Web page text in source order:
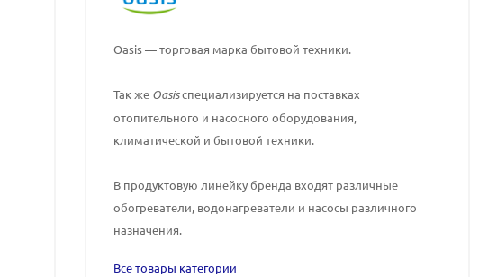
Oasis — торговая марка бытовой техники.
Так же Oasisспециализируется на поставках
отопительного и насосного оборудования,
климатической и бытовой техники.
В продуктовую линейку бренда входят различные
обогреватели, водонагреватели и насосы различного
назначения.
Все товары категории